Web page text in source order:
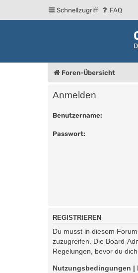
Schnellzugriff FAQ
Foren-Übersicht
Anmelden
Benutzername:
Passwort:
REGISTRIEREN
Du musst in diesem
zuzugreifen. Die Board-
Regelungen, bevor du
Nutzungsbedingungen |